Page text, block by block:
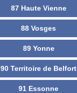
87 Haute Vienne
88 Vosges
89 Yonne
90 Territoire de Belfort
91 Essonne